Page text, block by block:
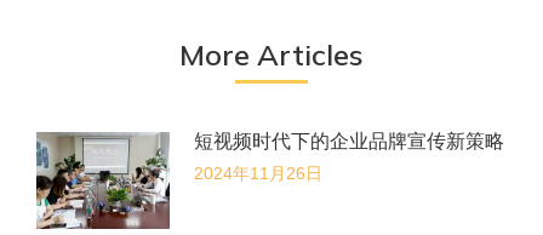
More Articles
短视频时代下的企业品牌宣传新策略
2024年11月26日